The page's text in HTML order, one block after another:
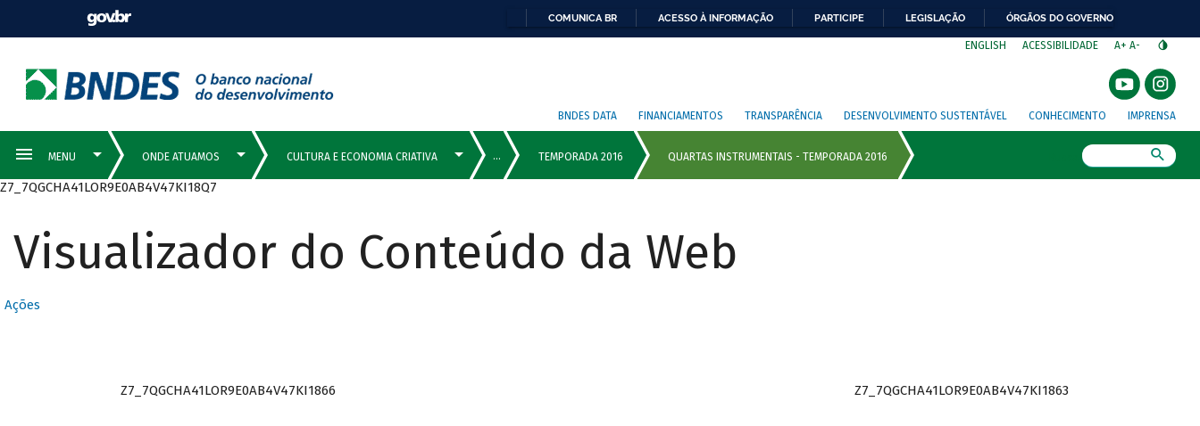
COMUNICA BR ACESSO À INFORMAÇÃO PARTICIPE LEGISLAÇÃO ÓRGÃOS DO GOVERNO
ENGLISH ACESSIBILIDADE A+ A-
BNDES DATA FINANCIAMENTOS TRANSPARÊNCIA DESENVOLVIMENTO SUSTENTÁVEL CONHECIMENTO IMPRENSA
Z7_7QGCHA41LOR9E0AB4V47KI18Q7
Visualizador do Conteúdo da Web
Ações
Z7_7QGCHA41LOR9E0AB4V47KI1866 Z7_7QGCHA41LOR9E0AB4V47KI1863